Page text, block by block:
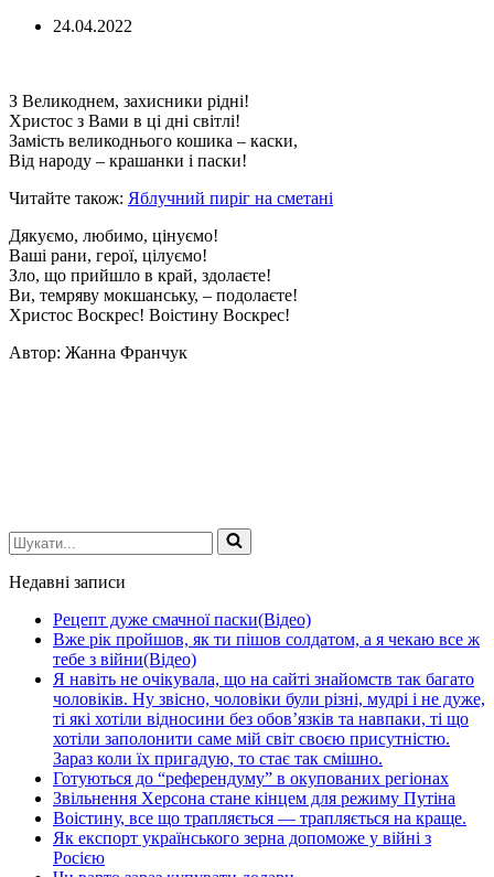
24.04.2022
З Великоднем, захисники рідні!
Христос з Вами в ці дні світлі!
Замість великоднього кошика – каски,
Від народу – крашанки і паски!
Читайте також: Яблучний пиріг на сметані
Дякуємо, любимо, цінуємо!
Ваші рани, герої, цілуємо!
Зло, що прийшло в край, здолаєте!
Ви, темряву мокшанську, – подолаєте!
Христос Воскрес! Воістину Воскрес!
Автор: Жанна Франчук
Шукати...
Недавні записи
Рецепт дуже смачної паски(Відео)
Вже рік пройшов, як ти пішов солдатом, а я чекаю все ж
тебе з війни(Відео)
Я навіть не очікувала, що на сайті знайомств так багато
чоловіків. Ну звісно, чоловіки були різні, мудрі і не дуже,
ті які хотіли відносини без обов’язків та навпаки, ті що
хотіли заполонити саме мій світ своєю присутністю.
Зараз коли їх пригадую, то стає так смішно.
Готуються до “референдуму” в окупованих регіонах
Звільнення Херсона стане кінцем для режиму Путіна
Воістину, все що трапляється — трапляється на краще.
Як експорт українського зерна допоможе у війні з
Росією